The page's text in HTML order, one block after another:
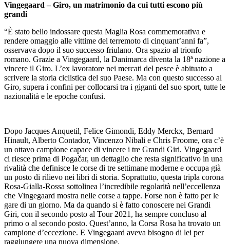
Vingegaard – Giro, un matrimonio da cui tutti escono più
grandi
“È stato bello indossare questa Maglia Rosa commemorativa e
rendere omaggio alle vittime del terremoto di cinquant’anni fa”,
osservava dopo il suo successo friulano. Ora spazio al trionfo
romano. Grazie a Vingegaard, la Danimarca diventa la 18ª nazione a
vincere il Giro. L’ex lavoratore nei mercati del pesce è abituato a
scrivere la storia ciclistica del suo Paese. Ma con questo successo al
Giro, supera i confini per collocarsi tra i giganti del suo sport, tutte le
nazionalità e le epoche confusi.
Dopo Jacques Anquetil, Felice Gimondi, Eddy Merckx, Bernard
Hinault, Alberto Contador, Vincenzo Nibali e Chris Froome, ora c’è
un ottavo campione capace di vincere i tre Grandi Giri. Vingegaard
ci riesce prima di Pogačar, un dettaglio che resta significativo in una
rivalità che definisce le corse di tre settimane moderne e occupa già
un posto di rilievo nei libri di storia. Soprattutto, questa tripla corona
Rosa-Gialla-Rossa sottolinea l’incredibile regolarità nell’eccellenza
che Vingegaard mostra nelle corse a tappe. Forse non è fatto per le
gare di un giorno. Ma da quando si è fatto conoscere nei Grandi
Giri, con il secondo posto al Tour 2021, ha sempre concluso al
primo o al secondo posto. Quest’anno, la Corsa Rosa ha trovato un
campione d’eccezione. E Vingegaard aveva bisogno di lei per
raggiungere una nuova dimensione.